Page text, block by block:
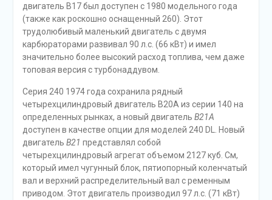
двигатель B17 был доступен с 1980 модельного года
(также как роскошно оснащенный 260). Этот
трудолюбивый маленький двигатель с двумя
карбюраторами развивал 90 л.с. (66 кВт) и имел
значительно более высокий расход топлива, чем даже
топовая версия с турбонаддувом.
Серия 240 1974 года сохранила рядный
четырехцилиндровый двигатель B20A из серии 140 на
определенных рынках, а новый двигатель B21A
доступен в качестве опции для моделей 240 DL. Новый
двигатель B21 представлял собой
четырехцилиндровый агрегат объемом 2127 куб. См,
который имел чугунный блок, пятиопорный коленчатый
вал и верхний распределительный вал с ременным
приводом. Этот двигатель производил 97 л.с. (71 кВт)